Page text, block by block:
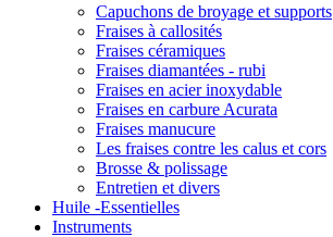
Capuchons de broyage et supports
Fraises à callosités
Fraises céramiques
Fraises diamantées - rubi
Fraises en acier inoxydable
Fraises en carbure Acurata
Fraises manucure
Les fraises contre les calus et cors
Brosse & polissage
Entretien et divers
Huile -Essentielles
Instruments